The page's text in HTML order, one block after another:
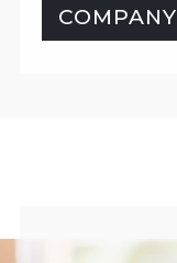
COMPANY